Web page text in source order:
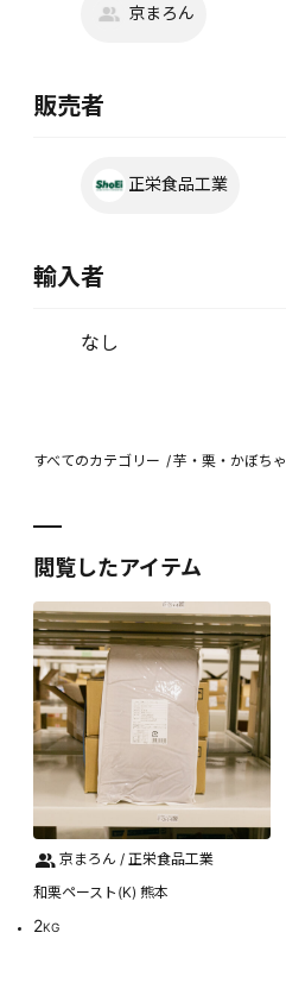
京まろん
販売者
正栄食品工業
輸入者
なし
すべてのカテゴリー 芋・栗・かぼちゃ
閲覧したアイテム
京まろん / 正栄食品工業
和栗ペースト(K) 熊本
2KG